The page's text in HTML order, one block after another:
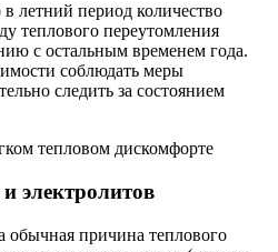
летний период количество
теплового переутомления
с остальным временем года.
соблюдать меры
следить за состоянием
электролитов
причина теплового